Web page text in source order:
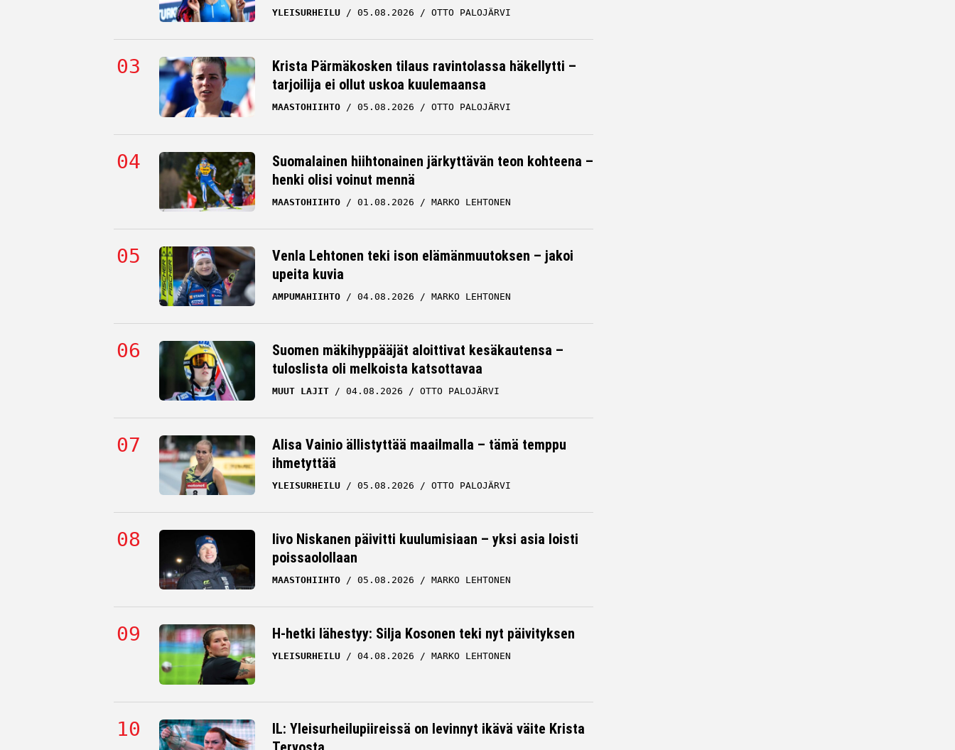
YLEISURHEILU 05.08.2026 OTTO PALOJÄRVI
Krista Pärmäkosken tilaus ravintolassa häkellytti –
tarjoilija ei ollut uskoa kuulemaansa
MAASTOHIIHTO 05.08.2026 OTTO PALOJÄRVI
Suomalainen hiihtonainen järkyttävän teon kohteena –
henki olisi voinut mennä
MAASTOHIIHTO 01.08.2026 MARKO LEHTONEN
Venla Lehtonen teki ison elämänmuutoksen – jakoi
upeita kuvia
AMPUMAHIIHTO 04.08.2026 MARKO LEHTONEN
Suomen mäkihyppääjät aloittivat kesäkautensa –
tuloslista oli melkoista katsottavaa
MUUT LAJIT 04.08.2026 OTTO PALOJÄRVI
Alisa Vainio ällistyttää maailmalla – tämä temppu
ihmetyttää
YLEISURHEILU 05.08.2026 OTTO PALOJÄRVI
Iivo Niskanen päivitti kuulumisiaan – yksi asia loisti
poissaolollaan
MAASTOHIIHTO 05.08.2026 MARKO LEHTONEN
H-hetki lähestyy: Silja Kosonen teki nyt päivityksen
YLEISURHEILU 04.08.2026 MARKO LEHTONEN
IL: Yleisurheilupiireissä on levinnyt ikävä väite Krista